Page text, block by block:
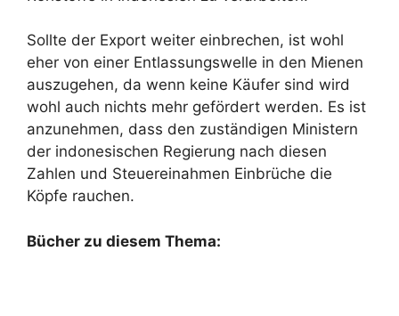
Sollte der Export weiter einbrechen, ist wohl
eher von einer Entlassungswelle in den Mienen
auszugehen, da wenn keine Käufer sind wird
wohl auch nichts mehr gefördert werden. Es ist
anzunehmen, dass den zuständigen Ministern
der indonesischen Regierung nach diesen
Zahlen und Steuereinahmen Einbrüche die
Köpfe rauchen.
Bücher zu diesem Thema: